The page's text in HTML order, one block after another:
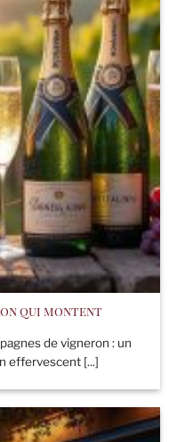
qui montent
de vigneron : un
effervescent [...]